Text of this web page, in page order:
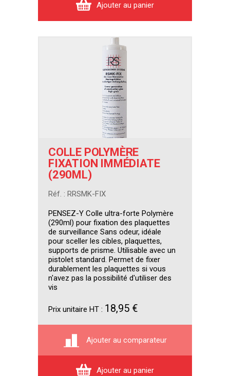
Ajouter au panier
COLLE POLYMÈRE
FIXATION IMMÉDIATE
(290ML)
Réf. : RRSMK-FIX
PENSEZ-Y Colle ultra-forte Polymère
(290ml) pour fixation des plaquettes
de surveillance Sans odeur, idéale
pour sceller les cibles, plaquettes,
supports de prisme. Utilisable avec un
pistolet standard. Permet de fixer
durablement les plaquettes si vous
n'avez pas la possibilité d'utiliser des
vis
Prix unitaire HT : 18,95 €
Ajouter au comparateur
Ajouter au panier